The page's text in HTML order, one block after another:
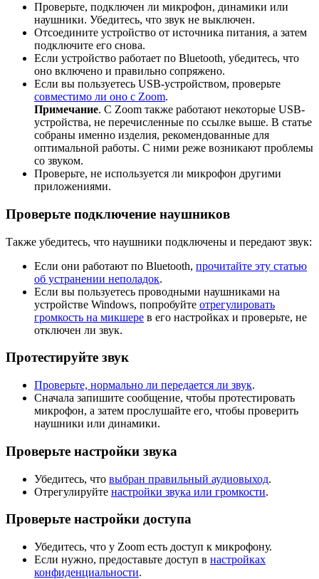
Проверьте, подключен ли микрофон, динамики или
наушники. Убедитесь, что звук не выключен.
Отсоедините устройство от источника питания, а затем
подключите его снова.
Если устройство работает по Bluetooth, убедитесь, что
оно включено и правильно сопряжено.
Если вы пользуетесь USB-устройством, проверьте
совместимо ли оно с Zoom.
Примечание. С Zoom также работают некоторые USB-
устройства, не перечисленные по ссылке выше. В статье
собраны именно изделия, рекомендованные для
оптимальной работы. С ними реже возникают проблемы
со звуком.
Проверьте, не используется ли микрофон другими
приложениями.
Проверьте подключение наушников
Также убедитесь, что наушники подключены и передают звук:
Если они работают по Bluetooth, прочитайте эту статью
об устранении неполадок.
Если вы пользуетесь проводными наушниками на
устройстве Windows, попробуйте отрегулировать
громкость на микшере в его настройках и проверьте, не
отключен ли звук.
Протестируйте звук
Проверьте, нормально ли передается ли звук.
Сначала запишите сообщение, чтобы протестировать
микрофон, а затем прослушайте его, чтобы проверить
наушники или динамики.
Проверьте настройки звука
Убедитесь, что выбран правильный аудиовыход.
Отрегулируйте настройки звука или громкости.
Проверьте настройки доступа
Убедитесь, что у Zoom есть доступ к микрофону.
Если нужно, предоставьте доступ в настройках
конфиденциальности.